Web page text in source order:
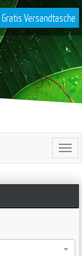
Gratis Versandtasche